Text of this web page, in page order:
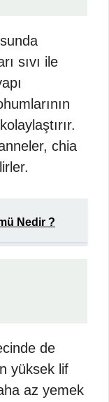
sıvı ile
chia
Nedir ?
de
yüksek lif
az yemek